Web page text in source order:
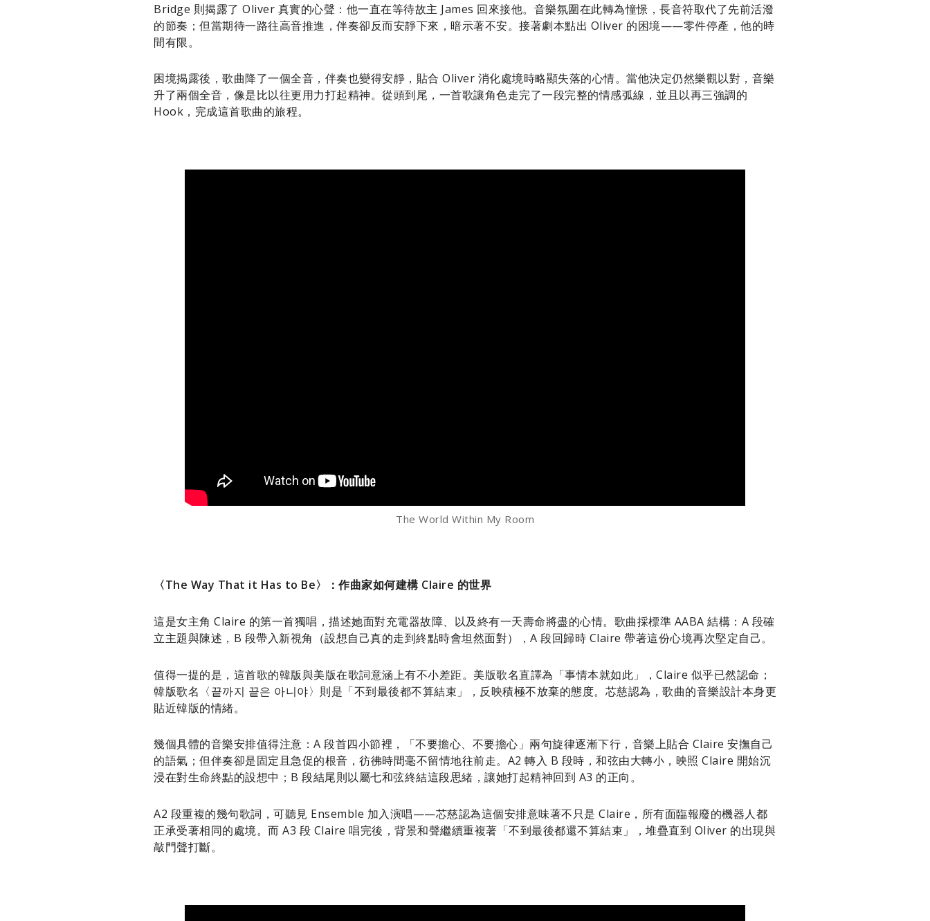
Bridge 則揭露了 Oliver 真實的心聲：他一直在等待故主 James 回來接他。音樂氛圍在此轉為憧憬，長音符取代了先前活潑
的節奏；但當期待一路往高音推進，伴奏卻反而安靜下來，暗示著不安。接著劇本點出 Oliver 的困境——零件停產，他的時
間有限。
困境揭露後，歌曲降了一個全音，伴奏也變得安靜，貼合 Oliver 消化處境時略顯失落的心情。當他決定仍然樂觀以對，音樂
升了兩個全音，像是比以往更用力打起精神。從頭到尾，一首歌讓角色走完了一段完整的情感弧線，並且以再三強調的
Hook，完成這首歌曲的旅程。
The World Within My Room
〈The Way That it Has to Be〉：作曲家如何建構 Claire 的世界
這是女主角 Claire 的第一首獨唱，描述她面對充電器故障、以及終有一天壽命將盡的心情。歌曲採標準 AABA 結構：A 段確
立主題與陳述，B 段帶入新視角（設想自己真的走到終點時會坦然面對），A 段回歸時 Claire 帶著這份心境再次堅定自己。
值得一提的是，這首歌的韓版與美版在歌詞意涵上有不小差距。美版歌名直譯為「事情本就如此」，Claire 似乎已然認命；
韓版歌名〈끝까지 끝은 아니야〉則是「不到最後都不算結束」，反映積極不放棄的態度。芯慈認為，歌曲的音樂設計本身更
貼近韓版的情緒。
幾個具體的音樂安排值得注意：A 段首四小節裡，「不要擔心、不要擔心」兩句旋律逐漸下行，音樂上貼合 Claire 安撫自己
的語氣；但伴奏卻是固定且急促的根音，彷彿時間毫不留情地往前走。A2 轉入 B 段時，和弦由大轉小，映照 Claire 開始沉
浸在對生命終點的設想中；B 段結尾則以屬七和弦終結這段思緒，讓她打起精神回到 A3 的正向。
A2 段重複的幾句歌詞，可聽見 Ensemble 加入演唱——芯慈認為這個安排意味著不只是 Claire，所有面臨報廢的機器人都
正承受著相同的處境。而 A3 段 Claire 唱完後，背景和聲繼續重複著「不到最後都還不算結束」，堆疊直到 Oliver 的出現與
敲門聲打斷。